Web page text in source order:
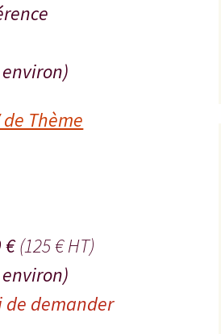
Thème
€(125 € HT)
de demander